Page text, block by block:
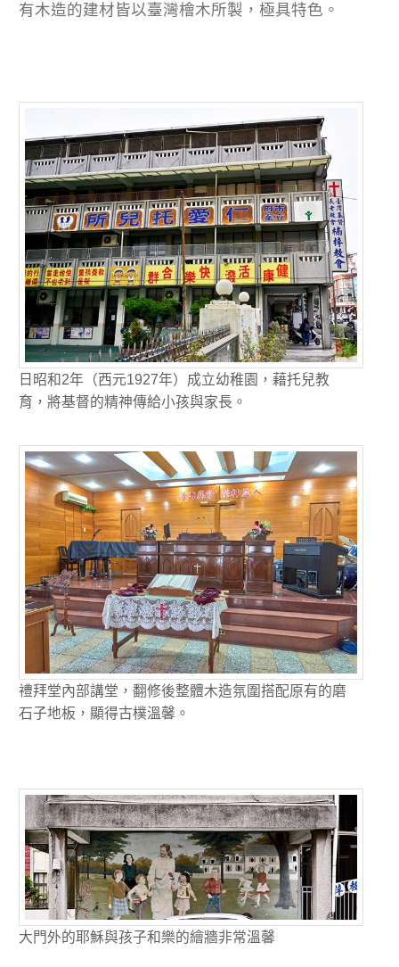
有木造的建材皆以臺灣檜木所製，極具特色。
日昭和2年（西元1927年）成立幼稚園，藉托兒教
育，將基督的精神傳給小孩與家長。
禮拜堂內部講堂，翻修後整體木造氛圍搭配原有的磨
石子地板，顯得古樸溫馨。
大門外的耶穌與孩子和樂的繪牆非常溫馨